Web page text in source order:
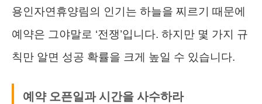
용인자연휴양림의 인기는 하늘을 찌르기 때문에
예약은 그야말로 ‘전쟁’입니다. 하지만 몇 가지 규
칙만 알면 성공 확률을 크게 높일 수 있습니다.
예약 오픈일과 시간을 사수하라